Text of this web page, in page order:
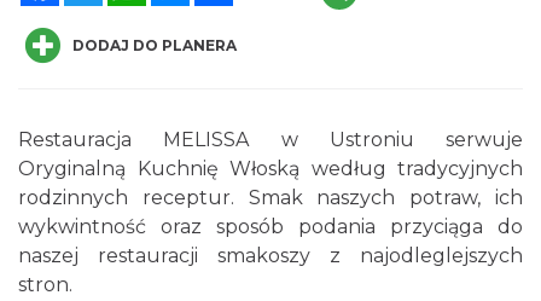
DODAJ DO PLANERA
Restauracja MELISSA w Ustroniu serwuje
Oryginalną Kuchnię Włoską według tradycyjnych
rodzinnych receptur. Smak naszych potraw, ich
wykwintność oraz sposób podania przyciąga do
naszej restauracji smakoszy z najodleglejszych
stron.